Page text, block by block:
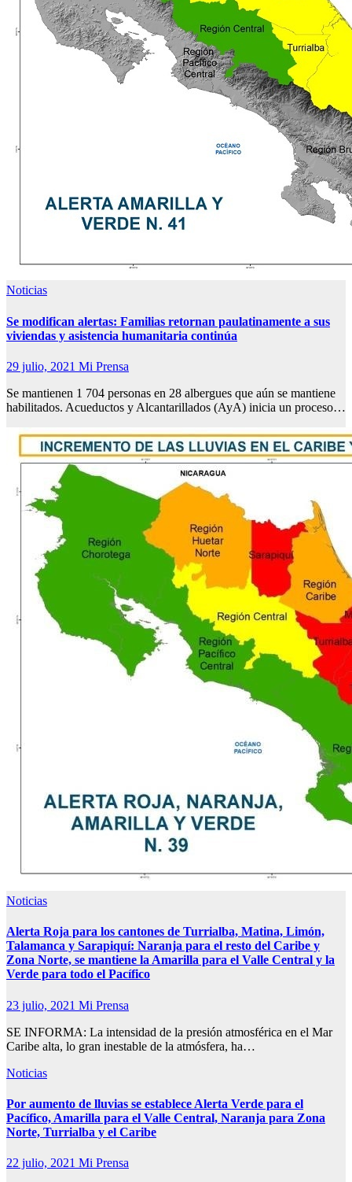
Noticias
Se modifican alertas: Familias retornan paulatinamente a sus
viviendas y asistencia humanitaria continúa
29 julio, 2021 Mi Prensa
Se mantienen 1 704 personas en 28 albergues que aún se mantiene
habilitados. Acueductos y Alcantarillados (AyA) inicia un proceso…
Noticias
Alerta Roja para los cantones de Turrialba, Matina, Limón,
Talamanca y Sarapiquí: Naranja para el resto del Caribe y
Zona Norte, se mantiene la Amarilla para el Valle Central y la
Verde para todo el Pacífico
23 julio, 2021 Mi Prensa
SE INFORMA: La intensidad de la presión atmosférica en el Mar
Caribe alta, lo gran inestable de la atmósfera, ha…
Noticias
Por aumento de lluvias se establece Alerta Verde para el
Pacífico, Amarilla para el Valle Central, Naranja para Zona
Norte, Turrialba y el Caribe
22 julio, 2021 Mi Prensa